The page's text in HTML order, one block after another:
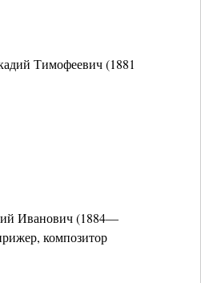
Тимофеевич (1881
Иванович (1884—
композитор